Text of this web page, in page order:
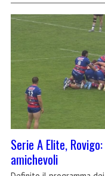
Serie A Elite,
amichevoli